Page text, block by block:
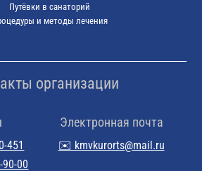
Путёвки в санаторий
и методы лечения
организации
451
00
Электронная почта
✉️ kmvkurorts@mail.ru